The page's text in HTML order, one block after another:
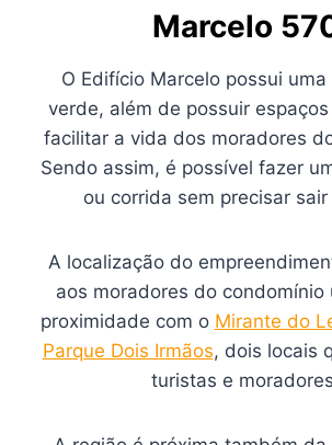
Marcelo
O Edifício Marcelo possui
verde, além de possuir
facilitar a vida dos moradores
Sendo assim, é possível fazer
ou corrida sem precisar
A localização do
aos moradores do condomínio
proximidade com o Mirante do
Parque Dois Irmãos, dois locais
turistas e